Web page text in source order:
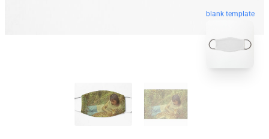
blank template